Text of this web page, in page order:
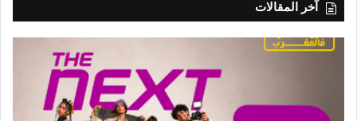
آخر المقالات